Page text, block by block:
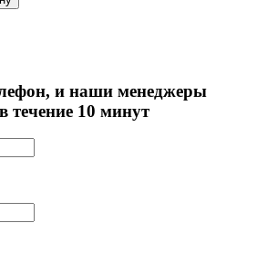
и наши менеджеры
течение 10 минут